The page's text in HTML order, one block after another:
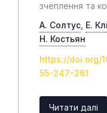
зчеплення та
А. Солтус Е.
Н. Костьян
https://doi.org/
55-247-261
Читати далі